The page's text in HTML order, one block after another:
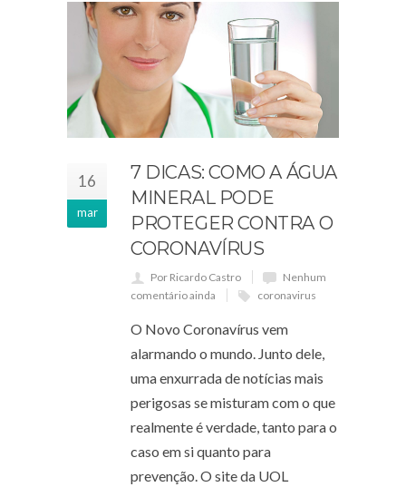
16
mar
7 DICAS: COMO A ÁGUA
MINERAL PODE
PROTEGER CONTRA O
CORONAVÍRUS
Por Ricardo Castro
Nenhum
comentário ainda
coronavirus
O Novo Coronavírus vem
alarmando o mundo. Junto dele,
uma enxurrada de notícias mais
perigosas se misturam com o que
realmente é verdade, tanto para o
caso em si quanto para
prevenção. O site da UOL